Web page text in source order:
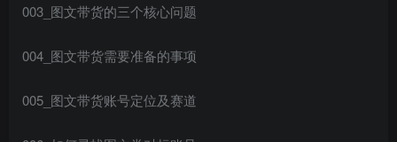
003_图文带货的三个核心问题
004_图文带货需要准备的事项
005_图文带货账号定位及赛道